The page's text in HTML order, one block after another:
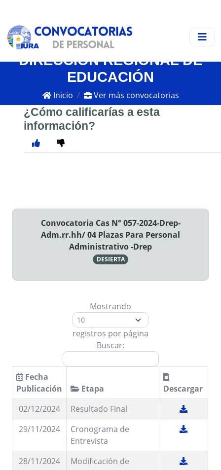
DIRECCIÓN REGIONAL DE
EDUCACIÓN
Inicio Ver más convocatorias
¿Cómo calificarías a esta
información?
Convocatoria Cas N° 057-2024-Drep-
Adm.rr.hh/ 04 Plazas Para Personal
Administrativo -Drep
DESIERTA
Mostrando
registros por página
Buscar:
Fecha
Publicación
Etapa
Descargar
02/12/2024
Resultado Final
29/11/2024
Cronograma de
Entrevista
28/11/2024
Modificación de